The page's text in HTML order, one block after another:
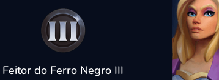
Feitor do Ferro Negro III